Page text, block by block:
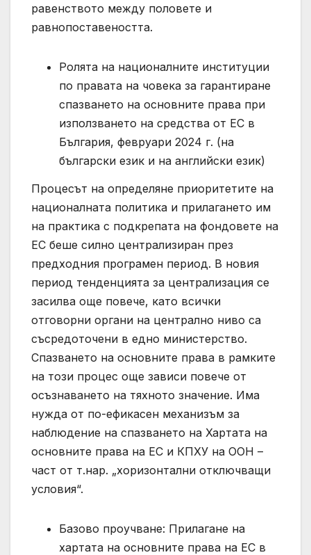
равенството между половете и
равнопоставеността.
Ролята на националните институции
по правата на човека за гарантиране
спазването на основните права при
използването на средства от ЕС в
България, февруари 2024 г. (на
български език и на английски език)
Процесът на определяне приоритетите на
националната политика и прилагането им
на практика с подкрепата на фондовете на
ЕС беше силно централизиран през
предходния програмен период. В новия
период тенденцията за централизация се
засилва още повече, като всички
отговорни органи на централно ниво са
съсредоточени в едно министерство.
Спазването на основните права в рамките
на този процес още зависи повече от
осъзнаването на тяхното значение. Има
нужда от по-ефикасен механизъм за
наблюдение на спазването на Хартата на
основните права на ЕС и КПХУ на ООН –
част от т.нар. „хоризонтални отключващи
условия“.
Базово проучване: Прилагане на
хартата на основните права на ЕС в